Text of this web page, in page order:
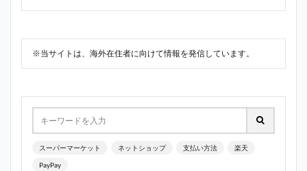
※当サイトは、海外在住者に向けて情報を発信しています。
スーパーマーケット ネットショップ 支払い方法 楽天
PayPay